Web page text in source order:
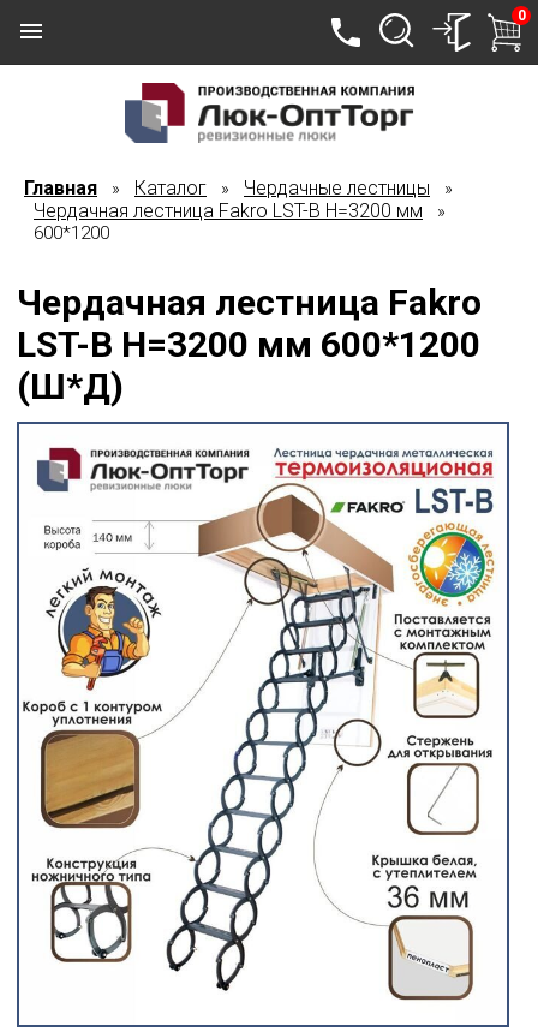
0
Главная » Каталог » Чердачные лестницы »
Чердачная лестница Fakro LST-B Н=3200 мм »
600*1200
Чердачная лестница Fakro
LST-B Н=3200 мм 600*1200
(Ш*Д)